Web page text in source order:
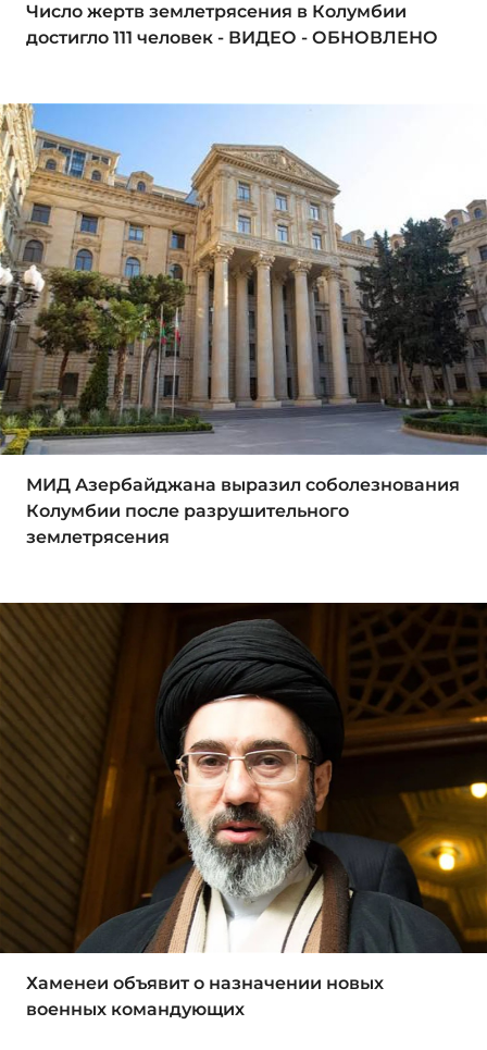
Число жертв землетрясения в Колумбии
достигло 111 человек - ВИДЕО - ОБНОВЛЕНО
МИД Азербайджана выразил соболезнования
Колумбии после разрушительного
землетрясения
Хаменеи объявит о назначении новых
военных командующих